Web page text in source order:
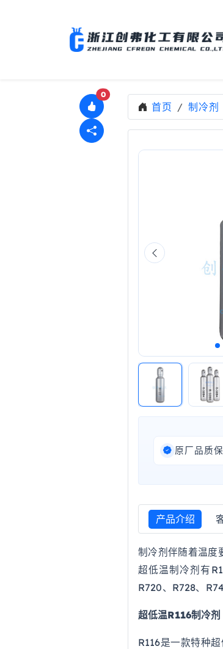
0
首页 制冷剂
原厂品质
产品介绍
制冷剂伴随着温度
超低温制冷剂有
R720、R728、
超低温R116制冷剂
R116是一款特种